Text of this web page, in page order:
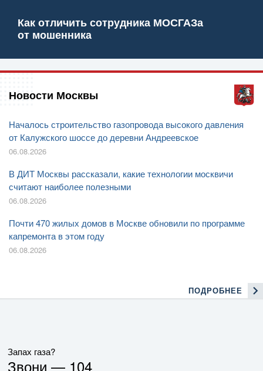
Как отличить сотрудника МОСГАЗа
от мошенника
Новости Москвы
Началось строительство газопровода высокого давления
от Калужского шоссе до деревни Андреевское
06.08.2026
В ДИТ Москвы рассказали, какие технологии москвичи
считают наиболее полезными
06.08.2026
Почти 470 жилых домов в Москве обновили по программе
капремонта в этом году
06.08.2026
ПОДРОБНЕЕ
Запах газа?
Звони — 104